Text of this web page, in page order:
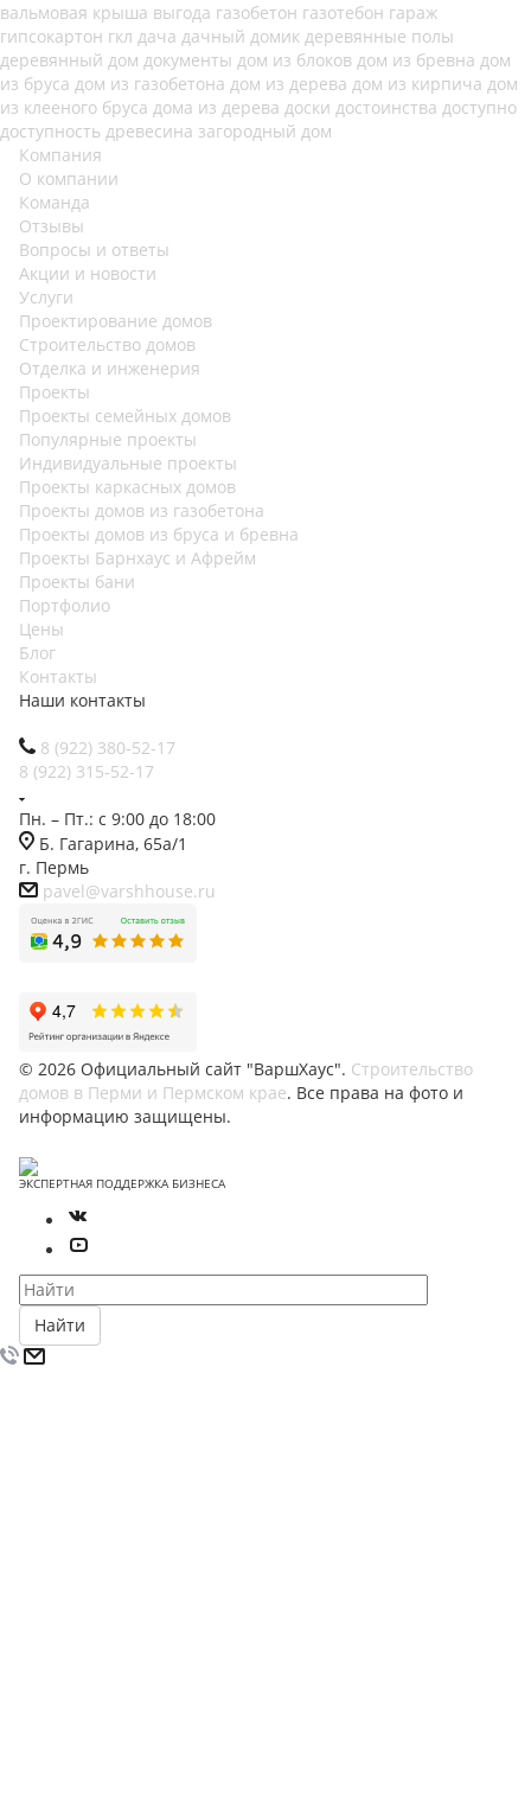
вальмовая крыша выгода газобетон газотебон гараж
гипсокартон гкл дача дачный домик деревянные полы
деревянный дом документы дом из блоков дом из бревна дом
из бруса дом из газобетона дом из дерева дом из кирпича дом
из клееного бруса дома из дерева доски достоинства доступно
доступность древесина загородный дом
Компания
О компании
Команда
Отзывы
Вопросы и ответы
Акции и новости
Услуги
Проектирование домов
Строительство домов
Отделка и инженерия
Проекты
Проекты семейных домов
Популярные проекты
Индивидуальные проекты
Проекты каркасных домов
Проекты домов из газобетона
Проекты домов из бруса и бревна
Проекты Барнхаус и Афрейм
Проекты бани
Портфолио
Цены
Блог
Контакты
Наши контакты
8 (922) 380-52-17
8 (922) 315-52-17
Пн. – Пт.: с 9:00 до 18:00
Б. Гагарина, 65а/1
г. Пермь
pavel@varshhouse.ru
© 2026 Официальный сайт "ВаршХаус". Строительство
домов в Перми и Пермском крае. Все права на фото и
информацию защищены.
ЭКСПЕРТНАЯ ПОДДЕРЖКА БИЗНЕСА
Найти